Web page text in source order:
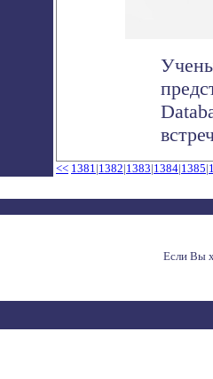
<< 1381|1382|1383|1384|1385|
Если Вы